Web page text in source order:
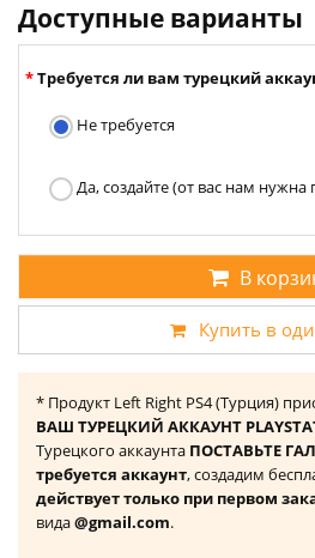
Доступные варианты
Требуется ли вам турецкий
Не требуется
Да, создайте (от вас нам нужна
В
Купить в
* Продукт Left Right PS4 (Турция)
ВАШ ТУРЕЦКИЙ АККАУНТ
Турецкого аккаунта ПОСТАВЬТЕ
требуется аккаунт, создадим
действует только при первом
вида@gmail.com.